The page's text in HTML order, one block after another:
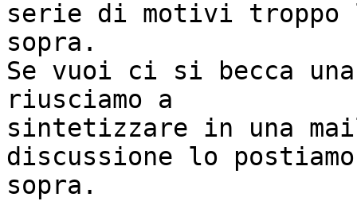
serie di motivi troppo
sopra.
Se vuoi ci si becca
riusciamo a
sintetizzare in una
discussione lo
sopra.